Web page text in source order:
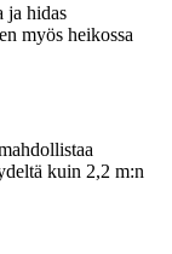
ja hidas
myös heikossa
kuin 2,2 m:n